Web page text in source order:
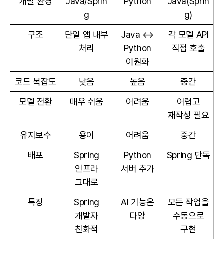
g
g)
구조
단일 앱 내부
처리
Java ↔
Python
이원화
각 모델 API
직접 호출
코드 복잡도 낮음 높음
중간
모델 전환
매우 쉬움 어려움
어렵고
재작성 필요
유지보수
용이 어려움
중간
배포
Spring
인프라
그대로
Python
서버 추가
Spring 단독
특징
Spring
개발자
친화적
AI 기능은
다양
모든 작업을
수동으로
구현